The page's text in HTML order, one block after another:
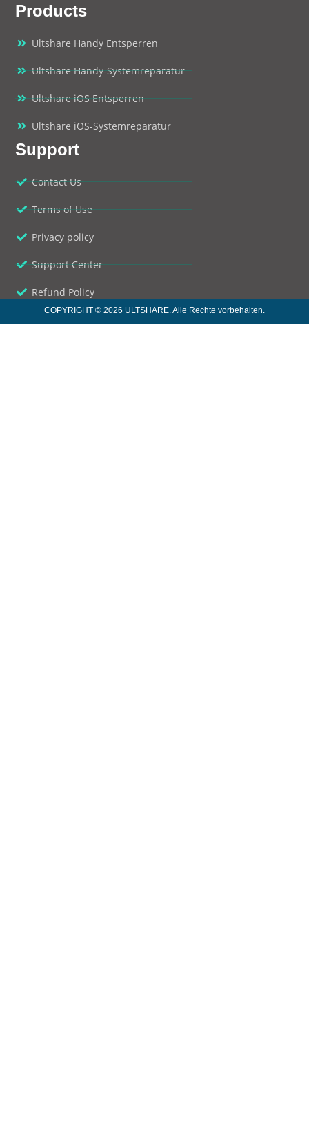
Products
Ultshare Handy Entsperren
Ultshare Handy-Systemreparatur
Ultshare iOS Entsperren
Ultshare iOS-Systemreparatur
Support
Contact Us
Terms of Use
Privacy policy
Support Center
Refund Policy
COPYRIGHT © 2026 ULTSHARE. Alle Rechte vorbehalten.